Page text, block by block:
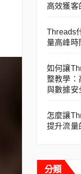
高效獲客
Threads
量高峰時
如何讓
整教學：
與數據安
怎麼讓
提升流量
分類